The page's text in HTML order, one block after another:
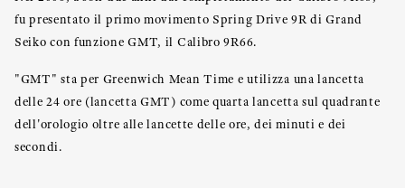
fu presentato il primo movimento Spring Drive 9R di Grand
Seiko con funzione GMT, il Calibro 9R66.
"GMT" sta per Greenwich Mean Time e utilizza una lancetta
delle 24 ore (lancetta GMT) come quarta lancetta sul quadrante
dell'orologio oltre alle lancette delle ore, dei minuti e dei
secondi.